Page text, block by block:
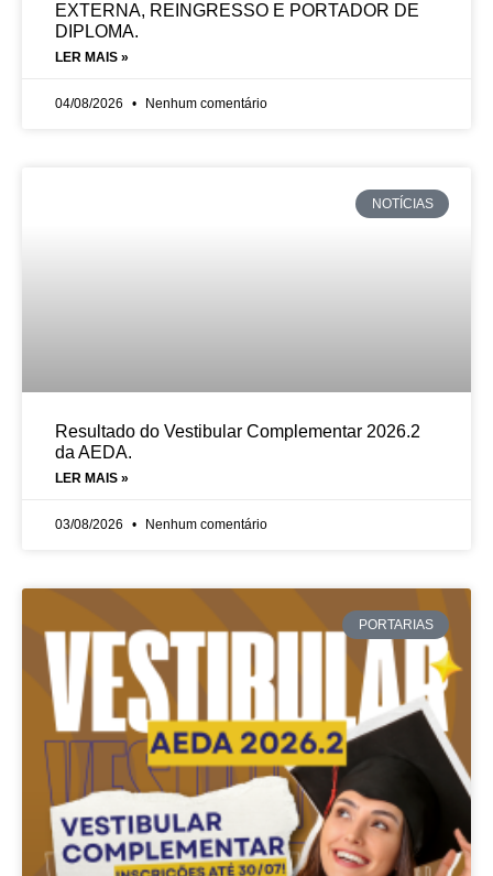
EXTERNA, REINGRESSO E PORTADOR DE
DIPLOMA.
LER MAIS »
04/08/2026 Nenhum comentário
NOTÍCIAS
Resultado do Vestibular Complementar 2026.2
da AEDA.
LER MAIS »
03/08/2026 Nenhum comentário
PORTARIAS